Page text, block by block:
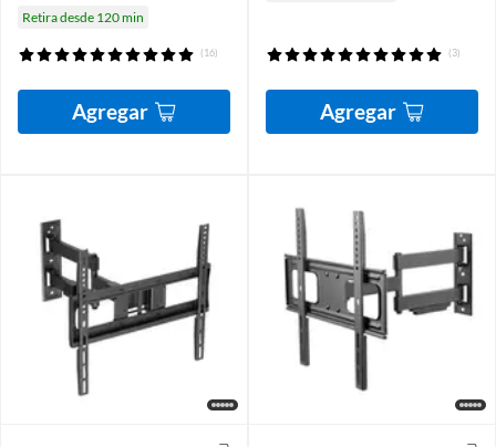
Retira desde 120 min
(16)
Agregar
(3)
Agregar